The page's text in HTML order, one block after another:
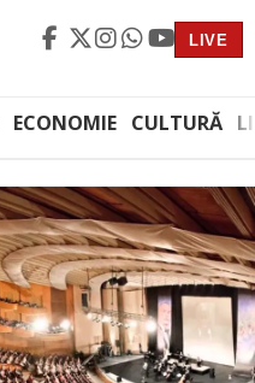
LIVE
ECONOMIE CULTURĂ